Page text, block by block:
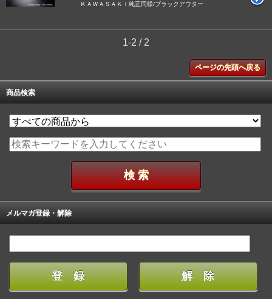
ＫＡＷＡＳＡＫＩ純正同様/ブラックアウター
1-2 / 2
ページの先頭へ戻る
商品検索
メルマガ登録・解除